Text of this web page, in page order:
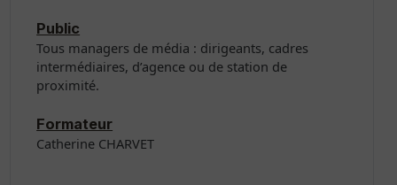
Public
Tous managers de média : dirigeants, cadres
intermédiaires, d’agence ou de station de
proximité.
Formateur
Catherine CHARVET